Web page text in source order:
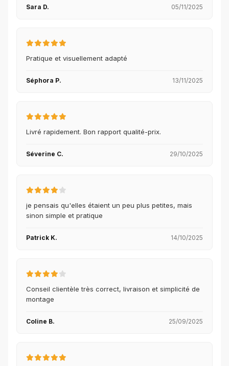
Sara D. 05/11/2025
Pratique et visuellement adapté
Séphora P. 13/11/2025
Livré rapidement. Bon rapport qualité-prix.
Séverine C. 29/10/2025
je pensais qu'elles étaient un peu plus petites, mais
sinon simple et pratique
Patrick K. 14/10/2025
Conseil clientèle très correct, livraison et simplicité de
montage
Coline B. 25/09/2025